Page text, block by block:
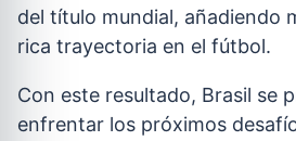
del título mundial, añadiendo
rica trayectoria en el fútbol.
Con este resultado, Brasil se
enfrentar los próximos